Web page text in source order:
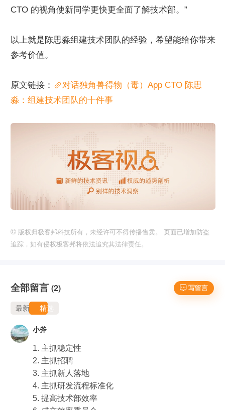
CTO 的视角使新同学更快更全面了解技术部。”
以上就是陈思淼组建技术团队的经验，希望能给你带来
参考价值。
原文链接：
对话独角兽得物（毒）App CTO 陈思
淼：组建技术团队的十件事
© 版权归极客邦科技所有，未经许可不得传播售卖。 页面已增加防盗
追踪，如有侵权极客邦将依法追究其法律责任。
 写留言
全部留言 (2)
最新 精选
小斧
1. 主抓稳定性
2. 主抓招聘
3. 主抓新人落地
4. 主抓研发流程标准化
5. 提高技术部效率